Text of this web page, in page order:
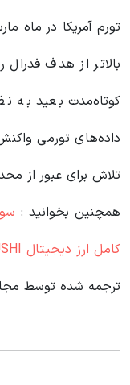
تورم آمریکا در ماه
بالاتر از هدف
کوتاه‌مدت بعید به
داده‌های تورمی
تلاش برای عبور از محدوده ۷۵ هزار
همچنین بخوانید :
کامل ارز دیجیتال SUSHI
ترجمه شده توسط